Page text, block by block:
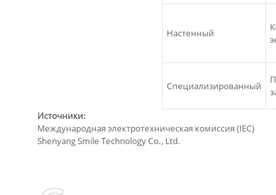
Настенный
Специализированный
Источники:
Международная электротехническая комиссия (IEC)
Shenyang Smile Technology Co., Ltd.